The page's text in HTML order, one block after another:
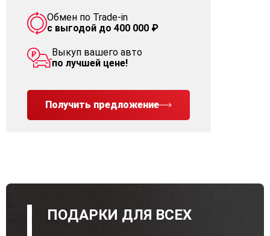
Обмен по Trade-in
с выгодой до 400 000 ₽
Выкуп вашего авто
по лучшей цене!
Получить предложение
ПОДАРКИ ДЛЯ ВСЕХ